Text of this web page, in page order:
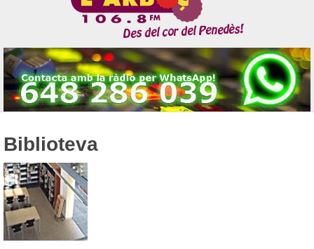
Biblioteva